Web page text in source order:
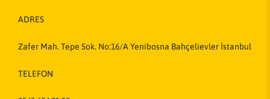
ADRES
Zafer Mah. Tepe Sok. No:16/A Yenibosna Bahçelievler İstanbul
TELEFON